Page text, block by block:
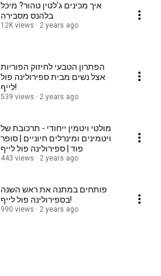
איך מכינים ג'לטין טהור? מיכל
בלהנס מסבירה
12K views 2 years ago
הפתרון הטבעי לחיזוק הפוריות
אצל נשים מבית ספירולינה פול
לייף!
539 views 2 years ago
מולטי ויטמין ייחודי - תרכובת של
ויטמינים ומינרלים חיוניים | סופר
פוד | ספירולינה פול לייף
443 views 2 years ago
פותחים במתנה את ראש השנה
בספירולינה פול לייף!
990 views 2 years ago